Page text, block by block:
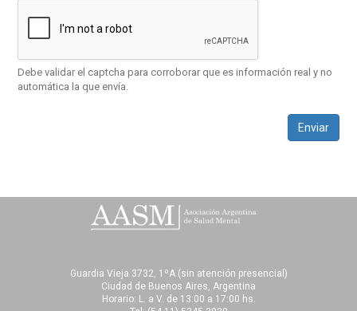
Debe validar el captcha para corroborar que es información real y no
automática la que envía.
Enviar
Guardia Vieja 3732, 1ºA (sin atención presencial)
Ciudad de Buenos Aires, Argentina
Horario: L. a V. de 13:00 a 17:00 hs.